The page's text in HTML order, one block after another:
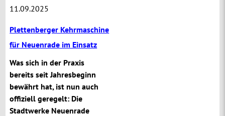
11.09.2025
Plettenberger Kehrmaschine
für Neuenrade im Einsatz
Was sich in der Praxis
bereits seit Jahresbeginn
bewährt hat, ist nun auch
offiziell geregelt: Die
Stadtwerke Neuenrade